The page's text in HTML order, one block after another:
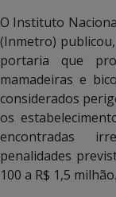
O Instituto
(Inmetro)
portaria que
mamadeiras e
considerados
os
encontradas
penalidades
100 a R$ 1,5 milhão.